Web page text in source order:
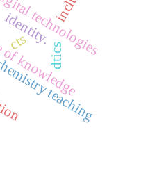
identity.
knowledge
technologies
teaching
cts
dtics